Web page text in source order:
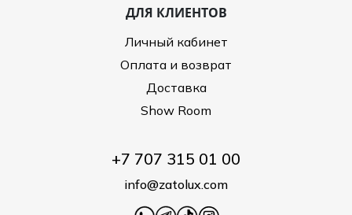
ДЛЯ КЛИЕНТОВ
Личный кабинет
Оплата и возврат
Доставка
Show Room
+7 707 315 01 00
info@zatolux.com